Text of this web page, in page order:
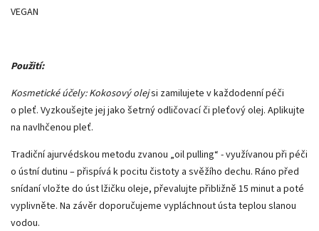
VEGAN
Použití:
Kosmetické účely: Kokosový olejsi zamilujete v každodenní péči
o pleť. Vyzkoušejte jej jako šetrný odličovací či pleťový olej. Aplikujte
na navlhčenou pleť.
Tradiční ajurvédskou metodu zvanou „oil pulling“ - využívanou při péči
o ústní dutinu – přispívá k pocitu čistoty a svěžího dechu. Ráno před
snídaní vložte do úst lžičku oleje, převalujte přibližně 15 minut a poté
vyplivněte. Na závěr doporučujeme vypláchnout ústa teplou slanou
vodou.